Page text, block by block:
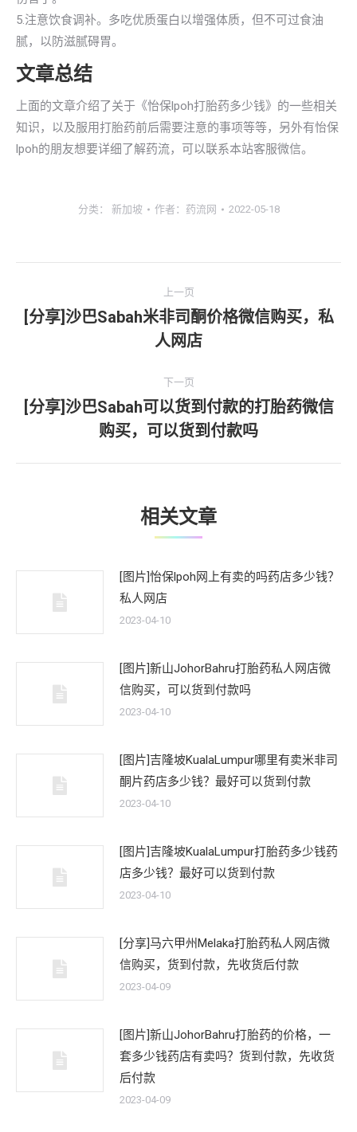
5.注意饮食调补。多吃优质蛋白以增强体质，但不可过食油
腻，以防滋腻碍胃。
文章总结
上面的文章介绍了关于《怡保lpoh打胎药多少钱》的一些相关
知识，以及服用打胎药前后需要注意的事项等等，另外有怡保
lpoh的朋友想要详细了解药流，可以联系本站客服微信。
分类： 新加坡 作者： 药流网 2022-05-18
章
上一页
上
一
[分享]沙巴Sabah米非司酮价格微信购买，私
人网店
下一页
下
一
文
[分享]沙巴Sabah可以货到付款的打胎药微信
购买，可以货到付款吗
相关文章
[图片]怡保lpoh网上有卖的吗药店多少钱？
私人网店
2023-04-10
[图片]新山JohorBahru打胎药私人网店微
信购买，可以货到付款吗
2023-04-10
[图片]吉隆坡KualaLumpur哪里有卖米非司
酮片药店多少钱？最好可以货到付款
2023-04-10
[图片]吉隆坡KualaLumpur打胎药多少钱药
店多少钱？最好可以货到付款
2023-04-10
[分享]马六甲州Melaka打胎药私人网店微
信购买，货到付款，先收货后付款
2023-04-09
[图片]新山JohorBahru打胎药的价格，一
套多少钱药店有卖吗？货到付款，先收货
后付款
2023-04-09